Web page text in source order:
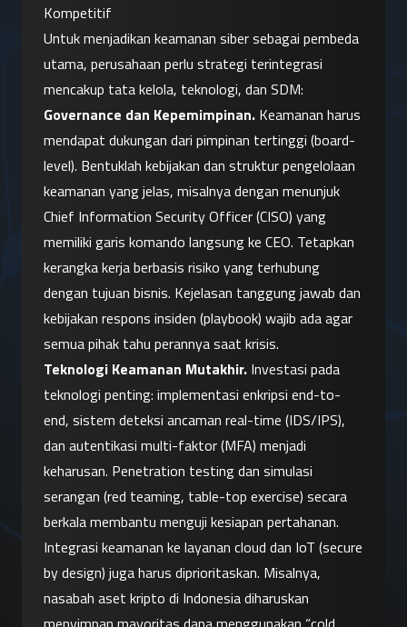
Kompetitif
Untuk menjadikan keamanan siber sebagai pembeda
utama, perusahaan perlu strategi terintegrasi
mencakup tata kelola, teknologi, dan SDM:
Governance dan Kepemimpinan. Keamanan harus
mendapat dukungan dari pimpinan tertinggi (board-
level). Bentuklah kebijakan dan struktur pengelolaan
keamanan yang jelas, misalnya dengan menunjuk
Chief Information Security Officer (CISO) yang
memiliki garis komando langsung ke CEO. Tetapkan
kerangka kerja berbasis risiko yang terhubung
dengan tujuan bisnis. Kejelasan tanggung jawab dan
kebijakan respons insiden (playbook) wajib ada agar
semua pihak tahu perannya saat krisis.
Teknologi Keamanan Mutakhir. Investasi pada
teknologi penting: implementasi enkripsi end-to-
end, sistem deteksi ancaman real-time (IDS/IPS),
dan autentikasi multi-faktor (MFA) menjadi
keharusan. Penetration testing dan simulasi
serangan (red teaming, table-top exercise) secara
berkala membantu menguji kesiapan pertahanan.
Integrasi keamanan ke layanan cloud dan IoT (secure
by design) juga harus diprioritaskan. Misalnya,
nasabah aset kripto di Indonesia diharuskan